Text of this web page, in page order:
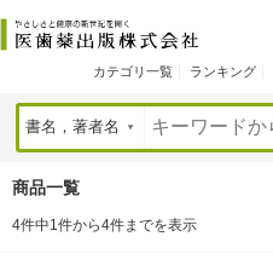
カテゴリ一覧 ランキング
商品一覧
4件中1件から4件までを表示